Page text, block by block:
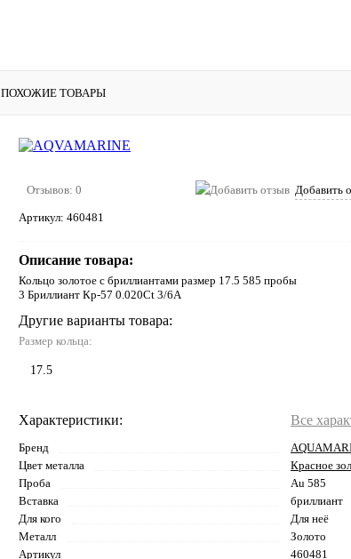
ПОХОЖИЕ ТОВАРЫ
Отзывов: 0 Добавить
Артикул: 460481
Описание товара:
Кольцо золотое с бриллиантами размер 17.5 585 пробы
3 Бриллиант Кр-57 0.020Ct 3/6А
Другие варианты товара:
Размер кольца:
17.5
Характеристики: Все
Бренд
Цвет металла
Красное
Проба
Au 585
Вставка
бриллиант
Для кого
Для неё
Металл
Золото
Артикул
460481